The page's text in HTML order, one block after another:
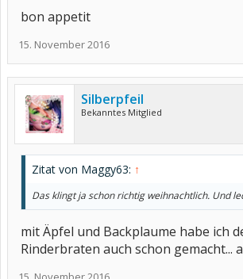
bon appetit
15. November 2016
Silberpfeil
Bekanntes Mitglied
Zitat von Maggy63: ↑
Das klingt ja schon richtig weihnachtlich. Und
mit Äpfel und Backplaume habe ich
Rinderbraten auch schon gemacht...